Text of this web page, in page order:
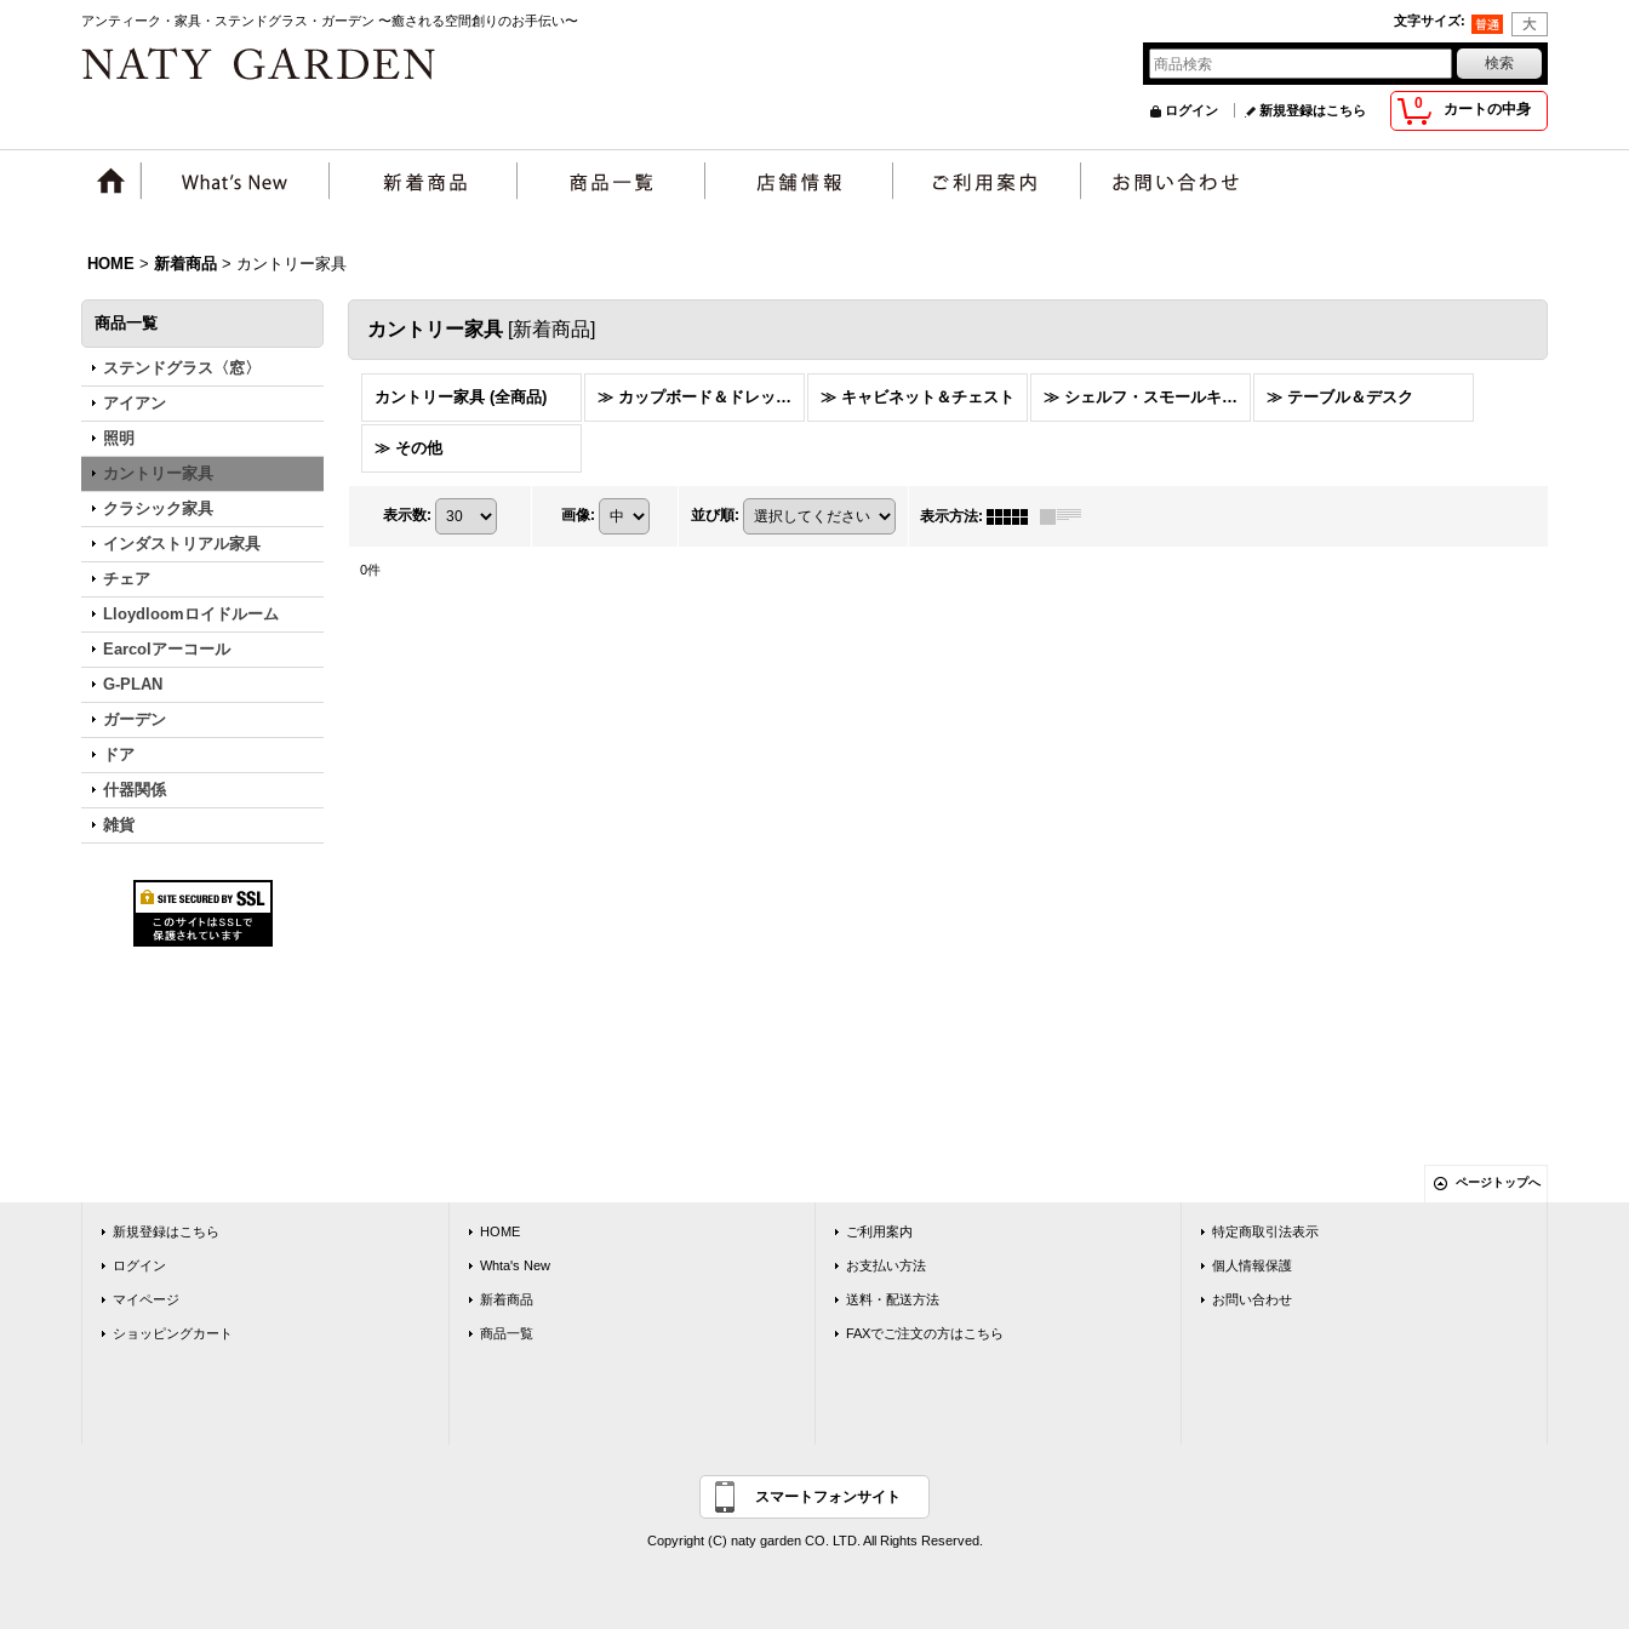
アンティーク・家具・ステンドグラス・ガーデン 〜癒される空間創りのお手伝い〜 文字サイズ:
0 カートの中身
ログイン 新規登録はこちら
HOME > 新着商品 > カントリー家具
商品一覧
ステンドグラス〈窓〉
アイアン
照明
カントリー家具
クラシック家具
インダストリアル家具
チェア
Lloydloomロイドルーム
Earcolアーコール
G-PLAN
ガーデン
ドア
什器関係
雑貨
カントリー家具 [新着商品]
カントリー家具 (全商品) ≫ カップボード＆ドレッサー ≫ キャビネット＆チェスト ≫ シェルフ・スモールキャビネット・コートフック ≫ テーブル＆デスク
≫ その他
表示数: 画像: 並び順: 表示方法:
0件
ページトップへ
新規登録はこちら
ログイン
マイページ
ショッピングカート
HOME
Whta's New
新着商品
商品一覧
ご利用案内
お支払い方法
送料・配送方法
FAXでご注文の方はこちら
特定商取引法表示
個人情報保護
お問い合わせ
スマートフォンサイト
Copyright (C) naty garden CO. LTD. All Rights Reserved.